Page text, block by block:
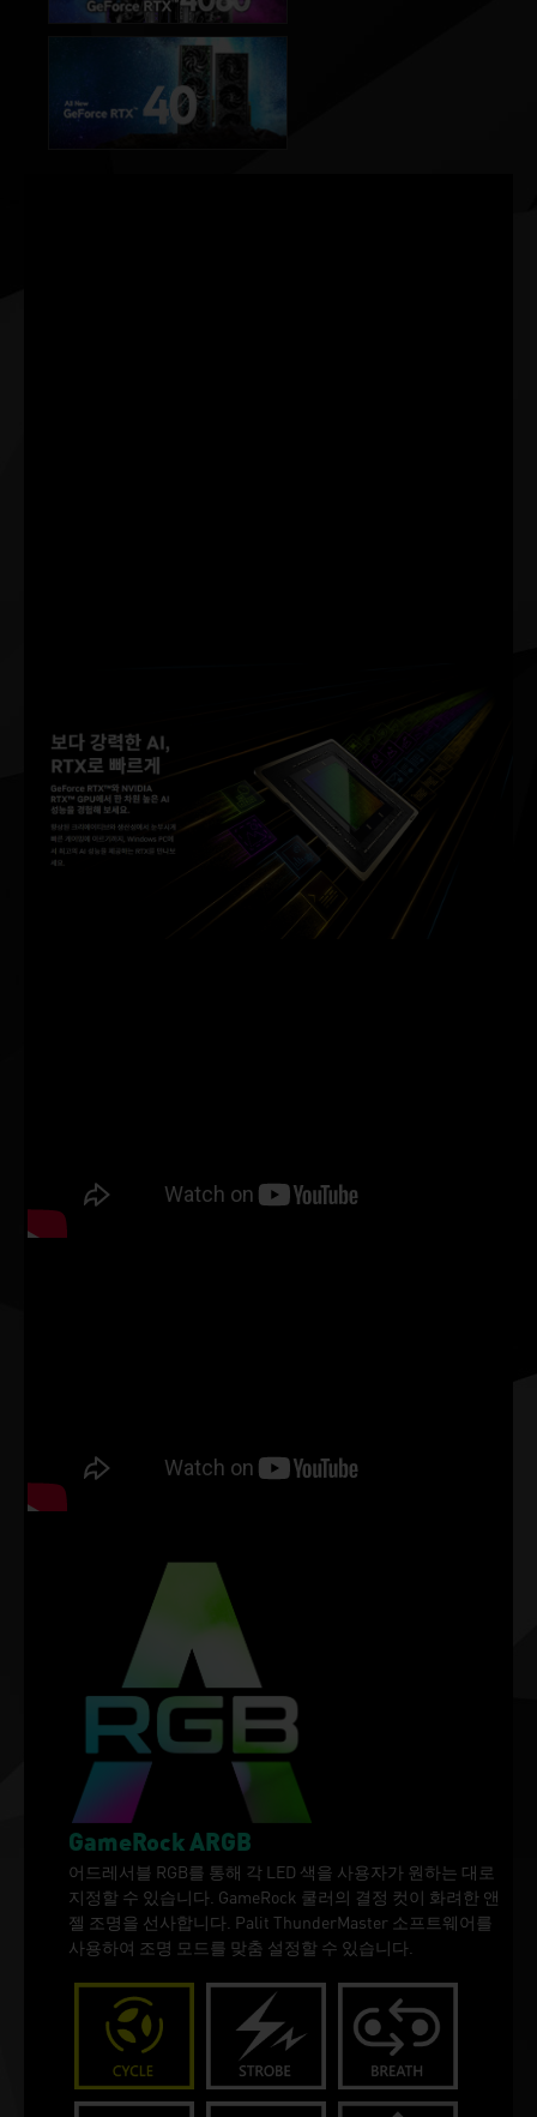
GameRock ARGB
어드레서블 RGB를 통해 각 LED 색을 사용자가 원하는 대로
지정할 수 있습니다. GameRock 쿨러의 결정 컷이 화려한 앤
젤 조명을 선사합니다. Palit ThunderMaster 소프트웨어를
사용하여 조명 모드를 맞춤 설정할 수 있습니다.